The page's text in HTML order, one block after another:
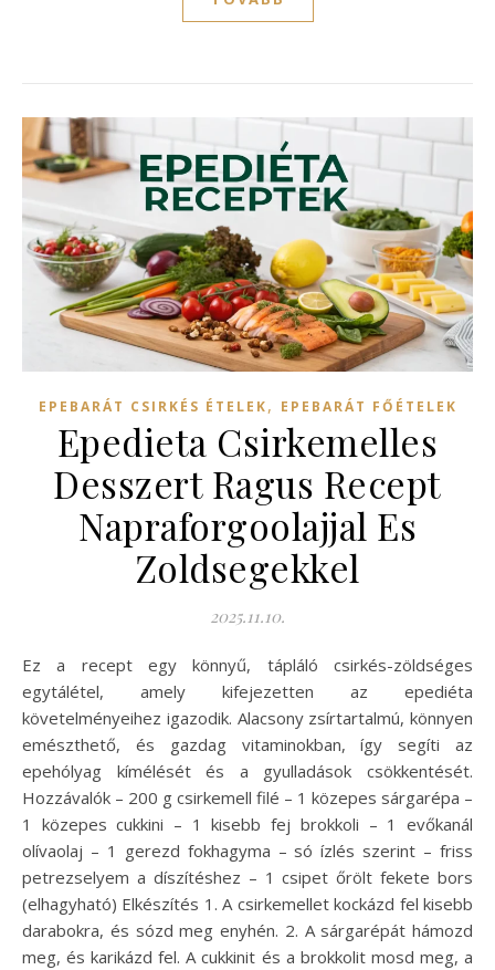
EPEBARÁT CSIRKÉS ÉTELEK, EPEBARÁT FŐÉTELEK
Epedieta Csirkemelles
Desszert Ragus Recept
Napraforgoolajjal Es
Zoldsegekkel
2025.11.10.
Ez a recept egy könnyű, tápláló csirkés-zöldséges
egytálétel, amely kifejezetten az epediéta
követelményeihez igazodik. Alacsony zsírtartalmú, könnyen
emészthető, és gazdag vitaminokban, így segíti az
epehólyag kímélését és a gyulladások csökkentését.
Hozzávalók – 200 g csirkemell filé – 1 közepes sárgarépa –
1 közepes cukkini – 1 kisebb fej brokkoli – 1 evőkanál
olívaolaj – 1 gerezd fokhagyma – só ízlés szerint – friss
petrezselyem a díszítéshez – 1 csipet őrölt fekete bors
(elhagyható) Elkészítés 1. A csirkemellet kockázd fel kisebb
darabokra, és sózd meg enyhén. 2. A sárgarépát hámozd
meg, és karikázd fel. A cukkinit és a brokkolit mosd meg, a